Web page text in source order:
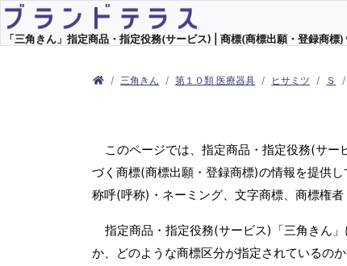
「三角きん」指定商品・指定役務(サービス) | 商標(商標出願・登録商標)
三角きん 第１０類 医療器具 ヒサミツ Ｓ
このページでは、指定商品・指定役務(サ
づく商標(商標出願・登録商標)の情報を提供
称呼(呼称)・ネーミング、文字商標、商標権
指定商品・指定役務(サービス)「三角きん
か、どのような商標区分が指定されているの